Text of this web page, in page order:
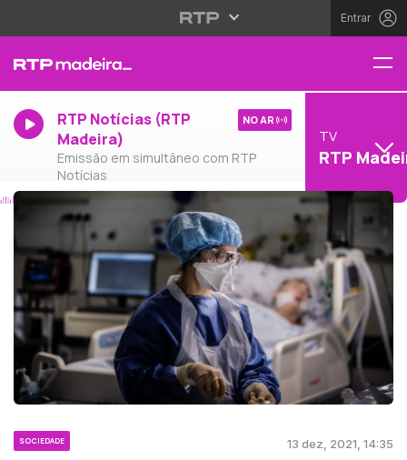
Entrar
RTP Notícias (RTP
Madeira)
Emissão em simultâneo com RTP
Notícias
NO AR
TV
RTP
SOCIEDADE 13 dez, 2021, 14:35